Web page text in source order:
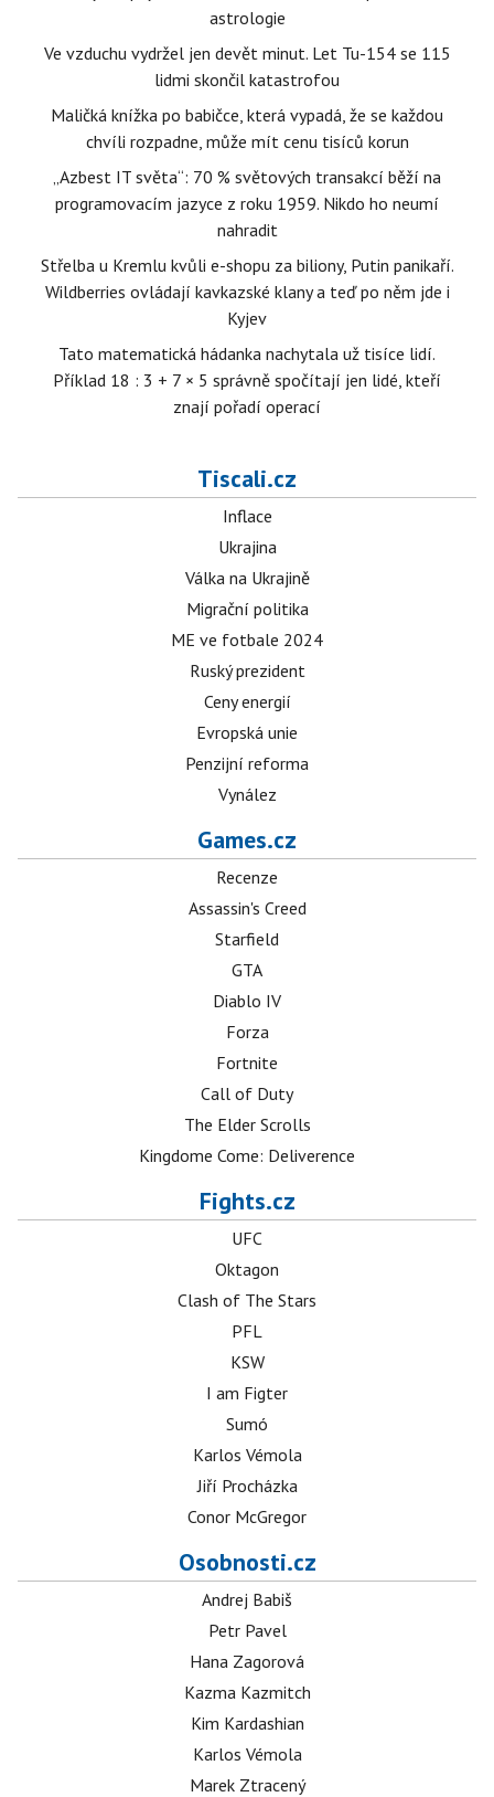
astrologie
Ve vzduchu vydržel jen devět minut. Let Tu-154 se 115
lidmi skončil katastrofou
Maličká knížka po babičce, která vypadá, že se každou
chvíli rozpadne, může mít cenu tisíců korun
„Azbest IT světa“: 70 % světových transakcí běží na
programovacím jazyce z roku 1959. Nikdo ho neumí
nahradit
Střelba u Kremlu kvůli e-shopu za biliony, Putin panikaří.
Wildberries ovládají kavkazské klany a teď po něm jde i
Kyjev
Tato matematická hádanka nachytala už tisíce lidí.
Příklad 18 : 3 + 7 × 5 správně spočítají jen lidé, kteří
znají pořadí operací
Tiscali.cz
Inflace
Ukrajina
Válka na Ukrajině
Migrační politika
ME ve fotbale 2024
Ruský prezident
Ceny energií
Evropská unie
Penzijní reforma
Vynález
Games.cz
Recenze
Assassin's Creed
Starfield
GTA
Diablo IV
Forza
Fortnite
Call of Duty
The Elder Scrolls
Kingdome Come: Deliverence
Fights.cz
UFC
Oktagon
Clash of The Stars
PFL
KSW
I am Figter
Sumó
Karlos Vémola
Jiří Procházka
Conor McGregor
Osobnosti.cz
Andrej Babiš
Petr Pavel
Hana Zagorová
Kazma Kazmitch
Kim Kardashian
Karlos Vémola
Marek Ztracený